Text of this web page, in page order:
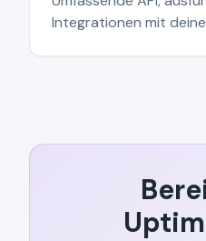
Integrationen mit